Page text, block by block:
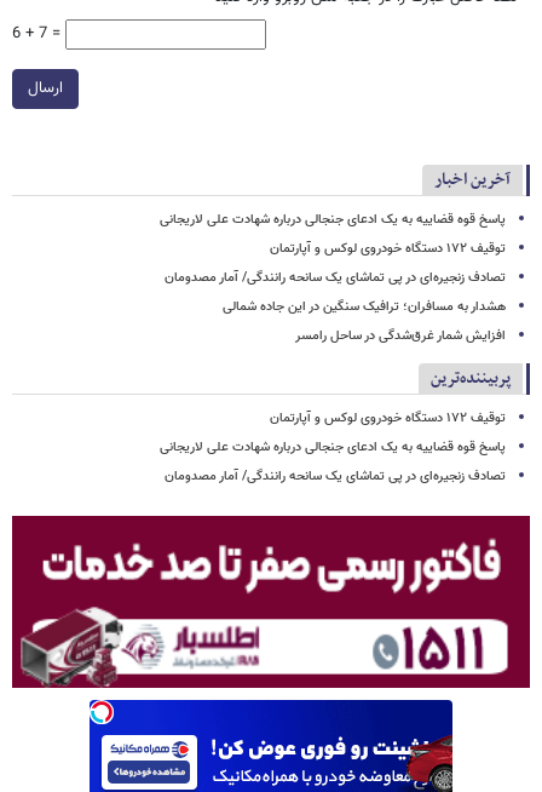
6 + 7 =
ارسال
آخرین اخبار
پاسخ قوه قضاییه به یک ادعای جنجالی درباره شهادت علی لاریجانی
توقیف ۱۷۲ دستگاه خودروی لوکس و آپارتمان
تصادف زنجیره‌ای در پی تماشای یک سانحه رانندگی/ آمار مصدومان
هشدار به مسافران؛ ترافیک سنگین در این جاده شمالی
افزایش شمار غرق‌شدگی در ساحل رامسر
پربیننده‌ترین
توقیف ۱۷۲ دستگاه خودروی لوکس و آپارتمان
پاسخ قوه قضاییه به یک ادعای جنجالی درباره شهادت علی لاریجانی
تصادف زنجیره‌ای در پی تماشای یک سانحه رانندگی/ آمار مصدومان